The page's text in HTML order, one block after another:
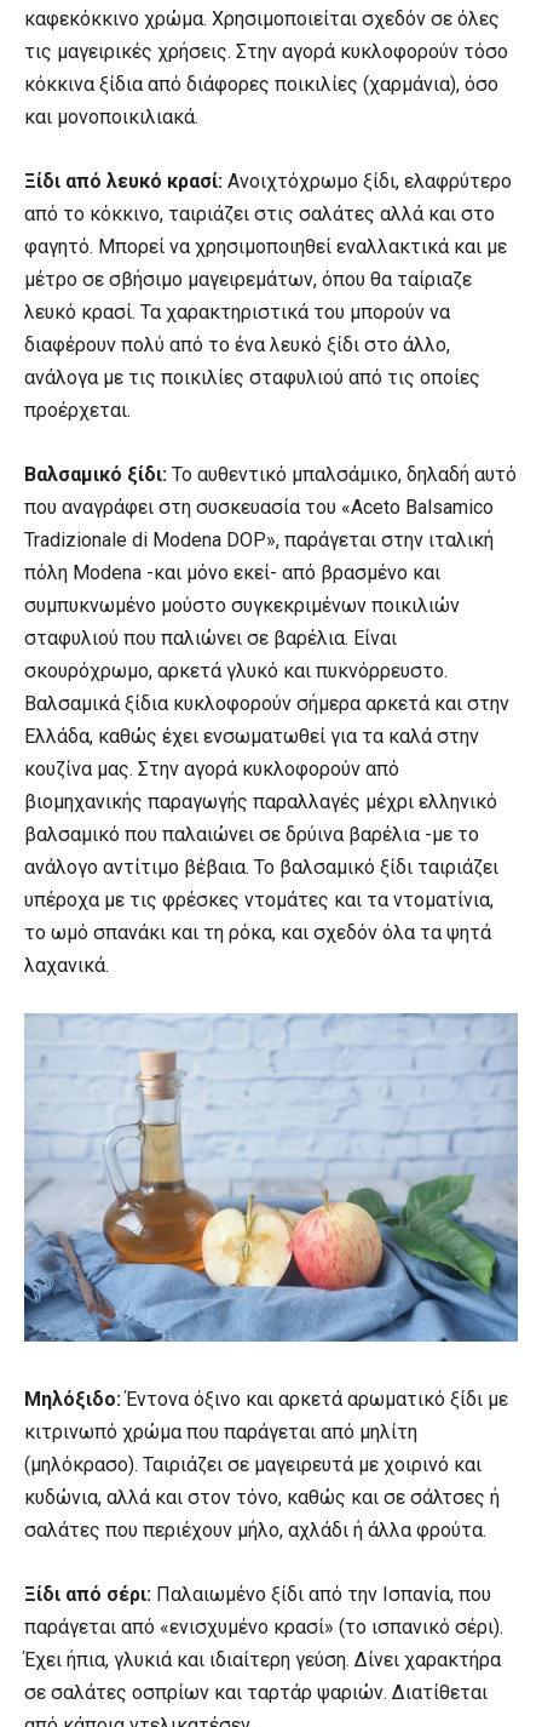
καφεκόκκινο χρώμα. Χρησιμοποιείται σχεδόν σε όλες
τις μαγειρικές χρήσεις. Στην αγορά κυκλοφορούν τόσο
κόκκινα ξίδια από διάφορες ποικιλίες (χαρμάνια), όσο
και μονοποικιλιακά.
Ξίδι από λευκό κρασί: Ανοιχτόχρωμο ξίδι, ελαφρύτερο
από το κόκκινο, ταιριάζει στις σαλάτες αλλά και στο
φαγητό. Μπορεί να χρησιμοποιηθεί εναλλακτικά και με
μέτρο σε σβήσιμο μαγειρεμάτων, όπου θα ταίριαζε
λευκό κρασί. Τα χαρακτηριστικά του μπορούν να
διαφέρουν πολύ από το ένα λευκό ξίδι στο άλλο,
ανάλογα με τις ποικιλίες σταφυλιού από τις οποίες
προέρχεται.
Βαλσαμικό ξίδι: To αυθεντικό μπαλσάμικο, δηλαδή αυτό
που αναγράφει στη συσκευασία του «Aceto Balsamico
Tradizionale di Modena DOP», παράγεται στην ιταλική
πόλη Modena -και μόνο εκεί- από βρασμένο και
συμπυκνωμένο μούστο συγκεκριμένων ποικιλιών
σταφυλιού που παλιώνει σε βαρέλια. Είναι
σκουρόχρωμο, αρκετά γλυκό και πυκνόρρευστο.
Βαλσαμικά ξίδια κυκλοφορούν σήμερα αρκετά και στην
Ελλάδα, καθώς έχει ενσωματωθεί για τα καλά στην
κουζίνα μας. Στην αγορά κυκλοφορούν από
βιομηχανικής παραγωγής παραλλαγές μέχρι ελληνικό
βαλσαμικό που παλαιώνει σε δρύινα βαρέλια -με το
ανάλογο αντίτιμο βέβαια. Το βαλσαμικό ξίδι ταιριάζει
υπέροχα με τις φρέσκες ντομάτες και τα ντοματίνια,
το ωμό σπανάκι και τη ρόκα, και σχεδόν όλα τα ψητά
λαχανικά.
Μηλόξιδο:Έντονα όξινο και αρκετά αρωματικό ξίδι με
κιτρινωπό χρώμα που παράγεται από μηλίτη
(μηλόκρασο). Ταιριάζει σε μαγειρευτά με χοιρινό και
κυδώνια, αλλά και στον τόνο, καθώς και σε σάλτσες ή
σαλάτες που περιέχουν μήλο, αχλάδι ή άλλα φρούτα.
Ξίδι από σέρι: Παλαιωμένο ξίδι από την Ισπανία, που
παράγεται από «ενισχυμένο κρασί» (το ισπανικό σέρι).
Έχει ήπια, γλυκιά και ιδιαίτερη γεύση. Δίνει χαρακτήρα
σε σαλάτες οσπρίων και ταρτάρ ψαριών. Διατίθεται